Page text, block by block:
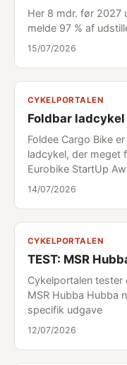
Her 8 mdr. før 2027
melde 97 % af
15/07/2026
CYKELPORTALEN
Foldbar
Foldee Cargo Bike
ladcykel, der meget
Eurobike StartUp
14/07/2026
CYKELPORTALEN
TEST: MSR
Cykelportalen
MSR Hubba Hubba
specifik udgave
12/07/2026